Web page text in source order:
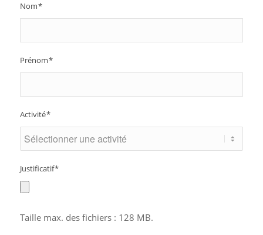
Nom*
Prénom*
Activité*
Justificatif*
Taille max. des fichiers : 128 MB.